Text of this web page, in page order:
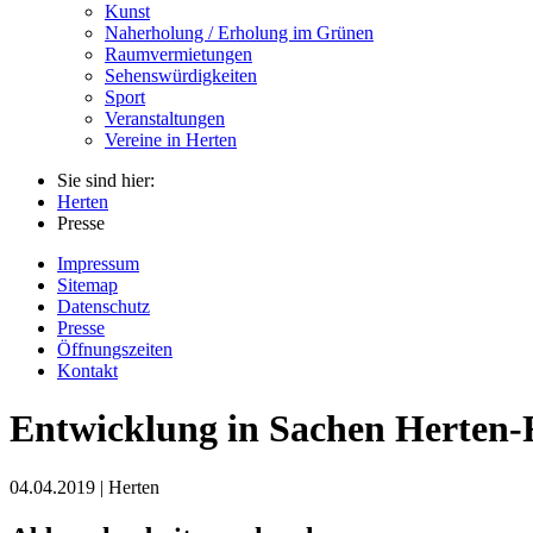
Kunst
Naherholung / Erholung im Grünen
Raumvermietungen
Sehenswürdigkeiten
Sport
Veranstaltungen
Vereine in Herten
Sie sind hier:
Herten
Presse
Impressum
Sitemap
Datenschutz
Presse
Öffnungszeiten
Kontakt
Entwicklung in Sachen
04.04.2019 | Herten